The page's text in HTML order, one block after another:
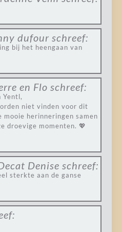
dufour schreef:
bij het heengaan van
en Flo schreef:
Yentl,
niet vinden voor dit
herinneringen samen
droevige momenten. 💖
Denise schreef:
sterkte aan de ganse